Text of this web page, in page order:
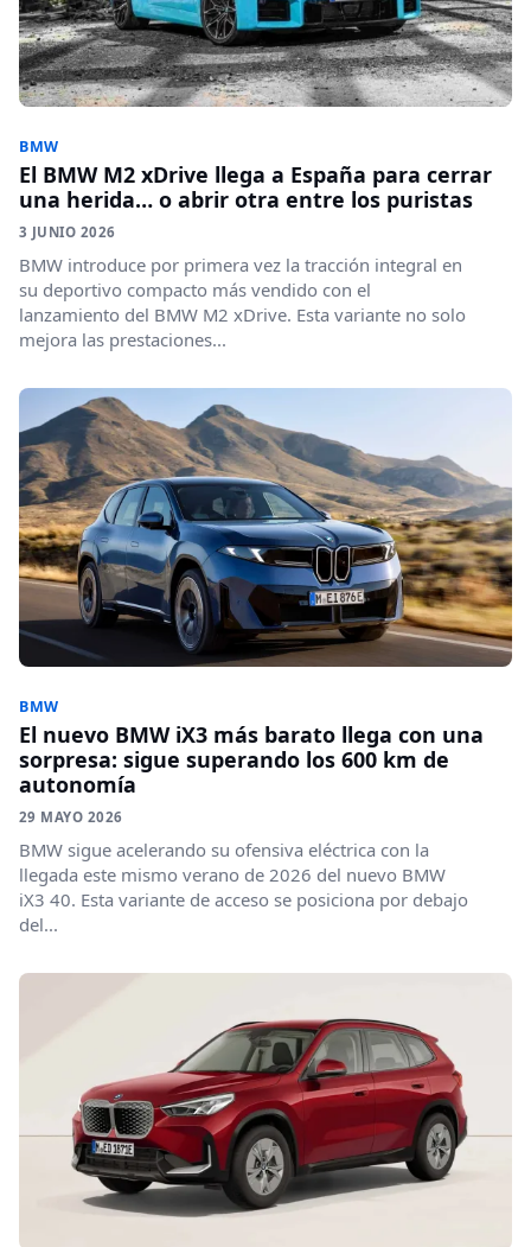
BMW
El BMW M2 xDrive llega a España para cerrar
una herida… o abrir otra entre los puristas
3 JUNIO 2026
BMW introduce por primera vez la tracción integral en
su deportivo compacto más vendido con el
lanzamiento del BMW M2 xDrive. Esta variante no solo
mejora las prestaciones...
BMW
El nuevo BMW iX3 más barato llega con una
sorpresa: sigue superando los 600 km de
autonomía
29 MAYO 2026
BMW sigue acelerando su ofensiva eléctrica con la
llegada este mismo verano de 2026 del nuevo BMW
iX3 40. Esta variante de acceso se posiciona por debajo
del...